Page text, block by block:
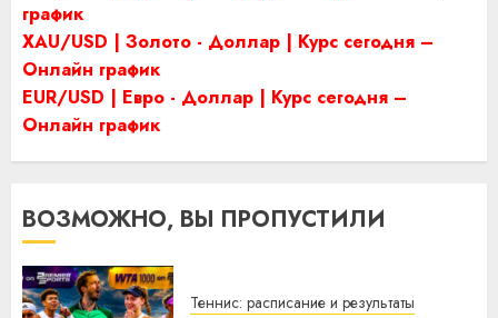
график
XAU/USD | Золото - Доллар | Курс сегодня –
Онлайн график
EUR/USD | Евро - Доллар | Курс сегодня –
Онлайн график
ВОЗМОЖНО, ВЫ ПРОПУСТИЛИ
Теннис: расписание и результаты